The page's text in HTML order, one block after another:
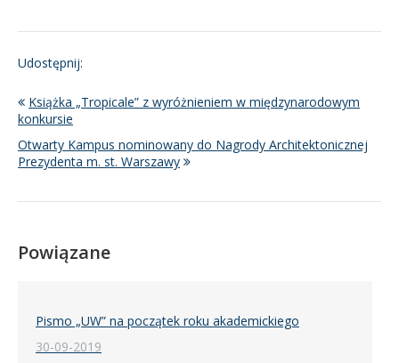
Udostępnij:
Książka „Tropicale” z wyróżnieniem w międzynarodowym
konkursie
Otwarty Kampus nominowany do Nagrody Architektonicznej
Prezydenta m. st. Warszawy
Powiązane
Pismo „UW” na początek roku akademickiego
30-09-2019